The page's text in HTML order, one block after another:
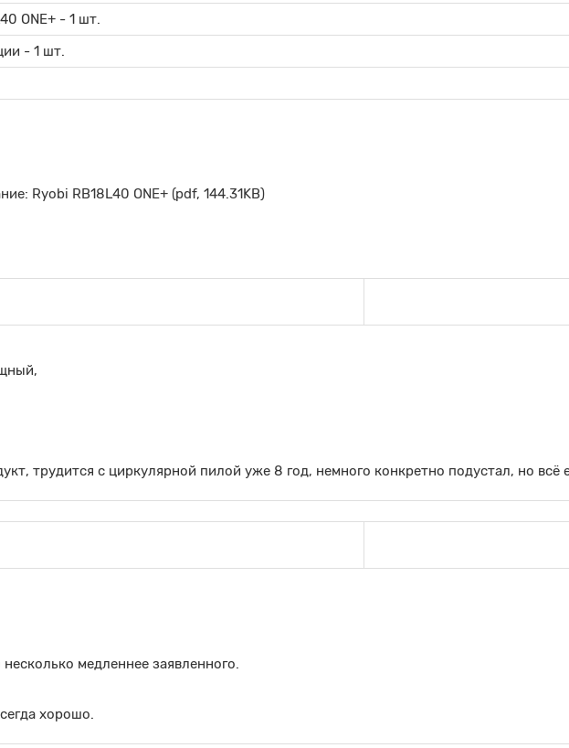
ONE+ - 1 шт.
- 1 шт.
Ryobi RB18L40 ONE+ (pdf, 144.31KB)
трудится с циркулярной пилой уже 8 год, немного конкретно подустал, но всё
медленнее заявленного.
хорошо.